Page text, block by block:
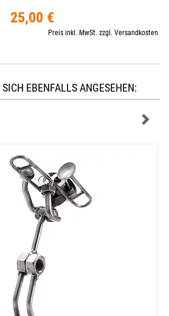
25,00 €
Preis inkl. MwSt. zzgl. Versandkosten
EBENFALLS ANGESEHEN: